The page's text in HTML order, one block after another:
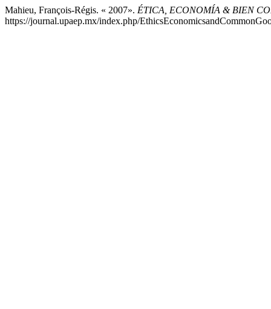
Mahieu, François-Régis. « 2007». ÉTICA, ECONOMÍA & BIEN
https://journal.upaep.mx/index.php/